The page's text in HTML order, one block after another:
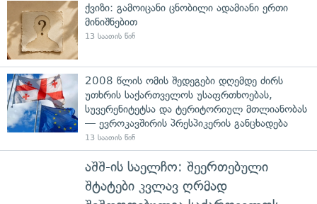
ქვიზი: გამოიცანი ცნობილი ადამიანი ერთი
მინიშნებით
13 საათის წინ
2008 წლის ომის შედეგები დღემდე ძირს
უთხრის საქართველოს უსაფრთხოებას,
სუვერენიტეტსა და ტერიტორიულ მთლიანობას
— ევროკავშირის პრესპიკერის განცხადება
13 საათის წინ
აშშ-ის საელჩო: შეერთებული
შტატები კვლავ ღრმად